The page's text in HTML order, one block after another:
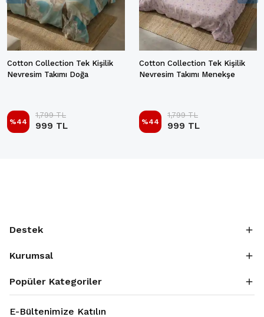
Cotton Collection Tek Kişilik
Nevresim Takımı Doğa
%44
1,799 TL
999 TL
Cotton Collection Tek Kişilik
Nevresim Takımı Menekşe
%44
1,799 TL
999 TL
Destek
Kurumsal
Popüler Kategoriler
E-Bültenimize Katılın